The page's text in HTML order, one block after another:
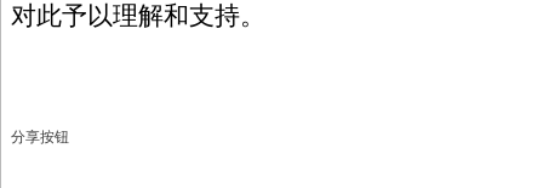
对此予以理解和支持。
分享按钮